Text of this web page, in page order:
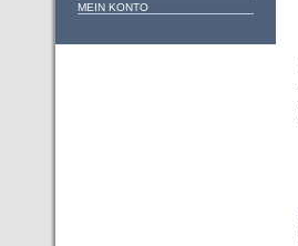
MEIN KONTO